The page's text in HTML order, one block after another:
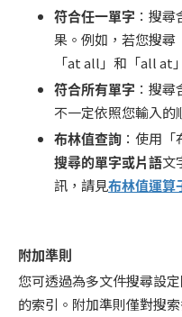
符合任一單字 ：搜
果。例如，若您搜
「at all」和「all at
符合所有單字 ：搜
不一定依照您輸入的
布林值查詢 ：使用
搜尋的單字或片語文
訊，請見布林值運算
附加準則
您可透過為多文件搜尋設
的索引。附加準則僅對搜